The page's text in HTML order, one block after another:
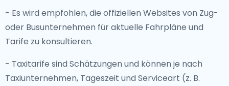
- Es wird empfohlen, die offiziellen Websites von Zug-
oder Busunternehmen für aktuelle Fahrpläne und
Tarife zu konsultieren.
- Taxitarife sind Schätzungen und können je nach
Taxiunternehmen, Tageszeit und Serviceart (z. B.